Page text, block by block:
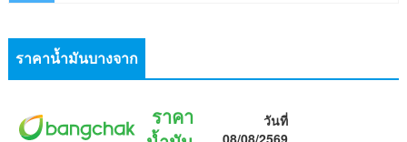
ราคาน้ำมันบางจาก